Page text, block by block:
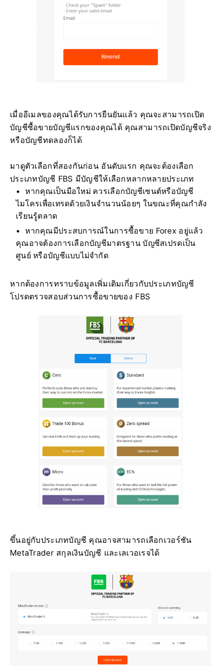
เมื่ออีเมลของคุณได้รับการยืนยันแล้ว คุณจะสามารถเปิด
บัญชีซื้อขายบัญชีแรกของคุณได้ คุณสามารถเปิดบัญชีจริง
หรือบัญชีทดลองก็ได้
มาดูตัวเลือกที่สองกันก่อน อันดับแรก คุณจะต้องเลือก
ประเภทบัญชี FBS มีบัญชีให้เลือกหลากหลายประเภท
หากคุณเป็นมือใหม่ ควรเลือกบัญชีเซนต์หรือบัญชี
ไมโครเพื่อเทรดด้วยเงินจำนวนน้อยๆ ในขณะที่คุณกำลัง
เรียนรู้ตลาด
หากคุณมีประสบการณ์ในการซื้อขาย Forex อยู่แล้ว
คุณอาจต้องการเลือกบัญชีมาตรฐาน บัญชีสเปรดเป็น
ศูนย์ หรือบัญชีแบบไม่จำกัด
หากต้องการทราบข้อมูลเพิ่มเติมเกี่ยวกับประเภทบัญชี
โปรดตรวจสอบส่วนการซื้อขายของ FBS
ขึ้นอยู่กับประเภทบัญชี คุณอาจสามารถเลือกเวอร์ชัน
MetaTrader สกุลเงินบัญชี และเลเวอเรจได้